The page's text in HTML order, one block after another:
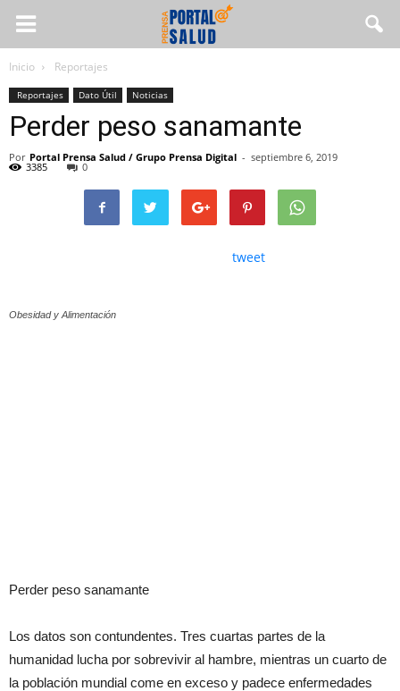
Inicio Reportajes
Reportajes Dato Útil Noticias
Perder peso sanamante
Por Portal Prensa Salud / Grupo Prensa Digital - septiembre 6, 2019
3385 0
tweet
Obesidad y Alimentación
Perder peso sanamante
Los datos son contundentes. Tres cuartas partes de la
humanidad lucha por sobrevivir al hambre, mientras un cuarto de
la población mundial come en exceso y padece enfermedades